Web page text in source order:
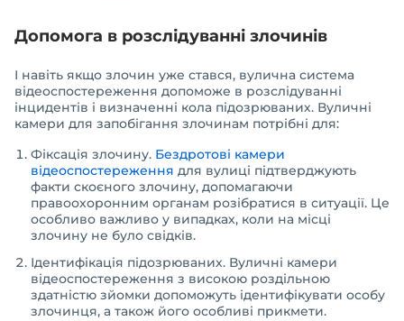
Допомога в розслідуванні злочинів
І навіть якщо злочин уже стався, вулична система
відеоспостереження допоможе в розслідуванні
інцидентів і визначенні кола підозрюваних. Вуличні
камери для запобігання злочинам потрібні для:
Фіксація злочину. Бездротові камери
відеоспостереження для вулиці підтверджують
факти скоєного злочину, допомагаючи
правоохоронним органам розібратися в ситуації. Це
особливо важливо у випадках, коли на місці
злочину не було свідків.
Ідентифікація підозрюваних. Вуличні камери
відеоспостереження з високою роздільною
здатністю зйомки допоможуть ідентифікувати особу
злочинця, а також його особливі прикмети.